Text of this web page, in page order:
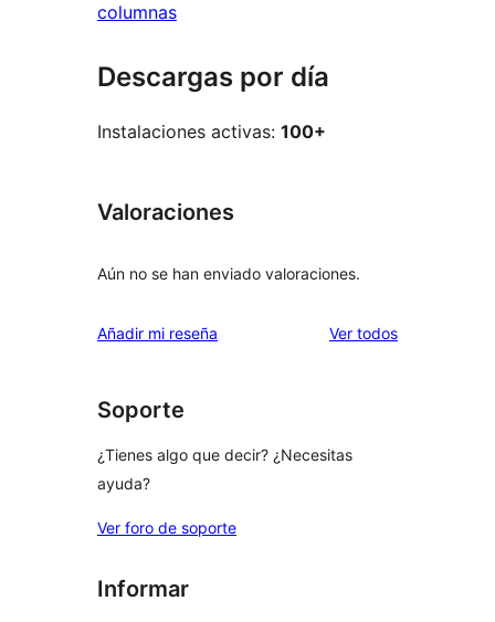
columnas
Descargas por día
Instalaciones activas: 100+
Valoraciones
Aún no se han enviado valoraciones.
Añadir mi reseña Ver todoslos
Soporte
¿Tienes algo que decir? ¿Necesitas
ayuda?
Ver foro de soporte
Informar